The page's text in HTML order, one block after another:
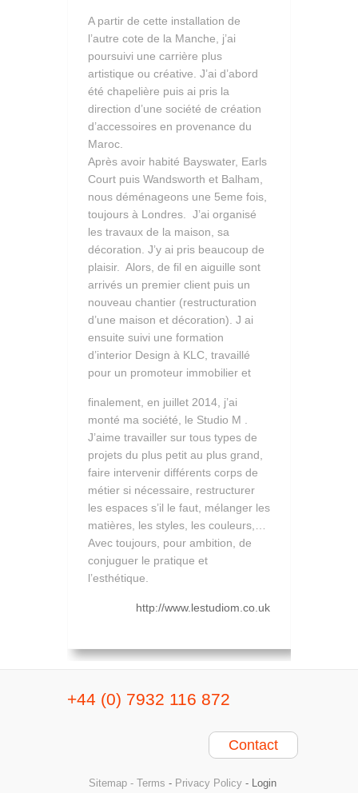
A partir de cette installation de
l’autre cote de la Manche, j’ai
poursuivi une carrière plus
artistique ou créative. J’ai d’abord
été chapelière puis ai pris la
direction d’une société de création
d’accessoires en provenance du
Maroc.
Après avoir habité Bayswater, Earls
Court puis Wandsworth et Balham,
nous déménageons une 5eme fois,
toujours à Londres. J’ai organisé
les travaux de la maison, sa
décoration. J’y ai pris beaucoup de
plaisir. Alors, de fil en aiguille sont
arrivés un premier client puis un
nouveau chantier (restructuration
d’une maison et décoration). J ai
ensuite suivi une formation
d’interior Design à KLC, travaillé
pour un promoteur immobilier et
finalement, en juillet 2014, j’ai
monté ma société, le Studio M .
J’aime travailler sur tous types de
projets du plus petit au plus grand,
faire intervenir différents corps de
métier si nécessaire, restructurer
les espaces s’il le faut, mélanger les
matières, les styles, les couleurs,…
Avec toujours, pour ambition, de
conjuguer le pratique et
l’esthétique.
http://www.lestudiom.co.uk
+44 (0) 7932 116 872
Contact
Sitemap - Terms - Privacy Policy- Login